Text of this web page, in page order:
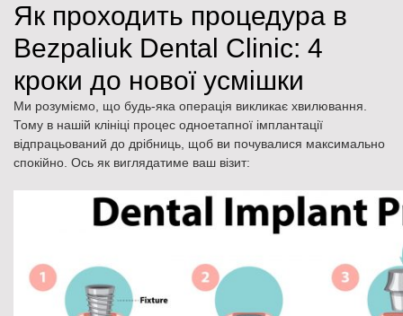
Як проходить процедура в
Bezpaliuk Dental Clinic: 4
кроки до нової усмішки
Ми розуміємо, що будь-яка операція викликає хвилювання.
Тому в нашій клініці процес одноетапної імплантації
відпрацьований до дрібниць, щоб ви почувалися максимально
спокійно. Ось як виглядатиме ваш візит: